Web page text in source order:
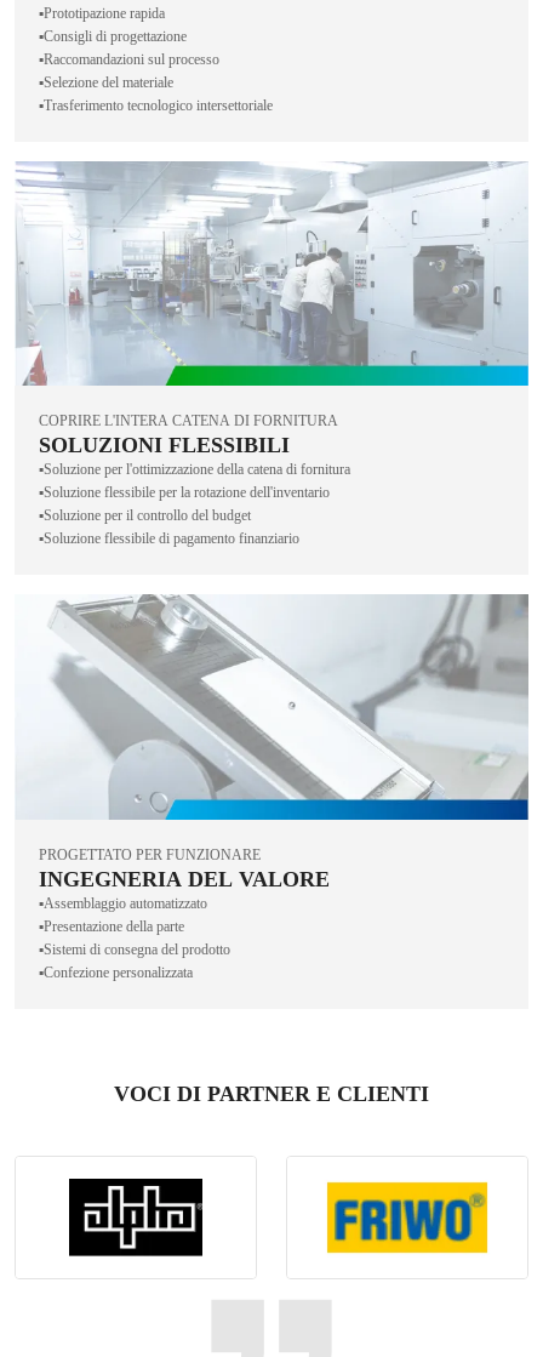
▪️Prototipazione rapida
▪️Consigli di progettazione
▪️Raccomandazioni sul processo
▪️Selezione del materiale
▪️Trasferimento tecnologico intersettoriale
COPRIRE L'INTERA CATENA DI FORNITURA
SOLUZIONI FLESSIBILI
▪️Soluzione per l'ottimizzazione della catena di fornitura
▪️Soluzione flessibile per la rotazione dell'inventario
▪️Soluzione per il controllo del budget
▪️Soluzione flessibile di pagamento finanziario
PROGETTATO PER FUNZIONARE
INGEGNERIA DEL VALORE
▪️Assemblaggio automatizzato
▪️Presentazione della parte
▪️Sistemi di consegna del prodotto
▪️Confezione personalizzata
VOCI DI PARTNER E CLIENTI